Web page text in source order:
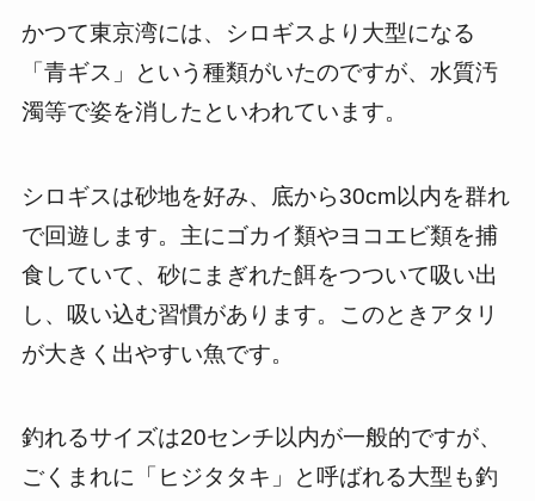
かつて東京湾には、シロギスより大型になる
「青ギス」という種類がいたのですが、水質汚
濁等で姿を消したといわれています。
シロギスは砂地を好み、底から30cm以内を群れ
で回遊します。主にゴカイ類やヨコエビ類を捕
食していて、砂にまぎれた餌をつついて吸い出
し、吸い込む習慣があります。このときアタリ
が大きく出やすい魚です。
釣れるサイズは20センチ以内が一般的ですが、
ごくまれに「ヒジタタキ」と呼ばれる大型も釣